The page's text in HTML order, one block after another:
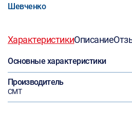
Шевченко
ХарактеристикиОписание
Основные характеристики
Производитель
CMT